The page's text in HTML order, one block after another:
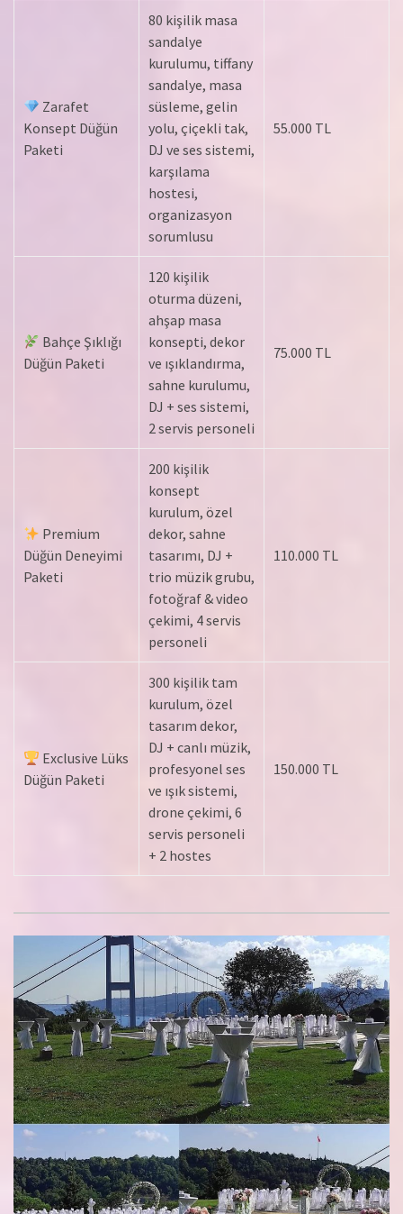
Zarafet
Konsept Düğün
Paketi
80 kişilik masa
sandalye
kurulumu, tiffany
sandalye, masa
süsleme, gelin
yolu, çiçekli tak,
DJ ve ses sistemi,
karşılama
hostesi,
organizasyon
sorumlusu
55.000 TL
Bahçe Şıklığı
Düğün Paketi
120 kişilik
oturma düzeni,
ahşap masa
konsepti, dekor
ve ışıklandırma,
sahne kurulumu,
DJ + ses sistemi,
2 servis personeli
75.000 TL
Premium
Düğün Deneyimi
Paketi
200 kişilik
konsept
kurulum, özel
dekor, sahne
tasarımı, DJ +
trio müzik grubu,
fotoğraf & video
çekimi, 4 servis
personeli
110.000 TL
Exclusive Lüks
Düğün Paketi
300 kişilik tam
kurulum, özel
tasarım dekor,
DJ + canlı müzik,
profesyonel ses
ve ışık sistemi,
drone çekimi, 6
servis personeli
+ 2 hostes
150.000 TL